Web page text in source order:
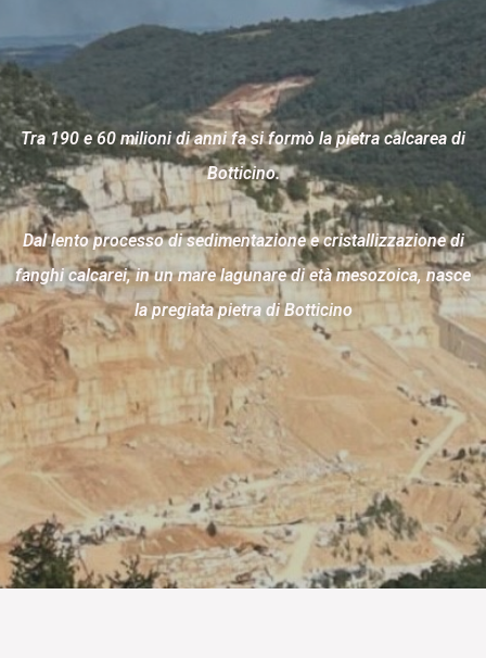
Tra 190 e 60 milioni di anni fa si formò la pietra calcarea di
Botticino.
Dal lento processo di sedimentazione e cristallizzazione di
fanghi calcarei, in un mare lagunare di età mesozoica, nasce
la pregiata pietra di Botticino